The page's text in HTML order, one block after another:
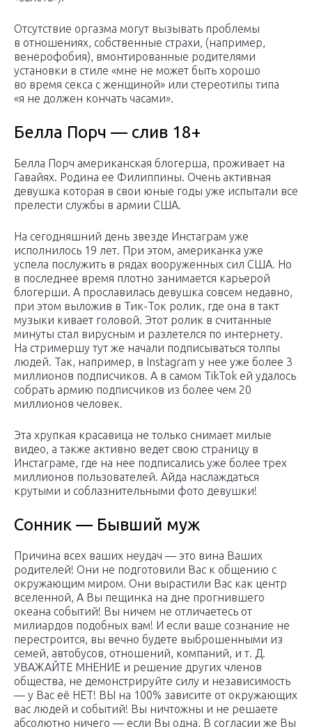
Отсутствие оргазма могут вызывать проблемы
в отношениях, собственные страхи, (например,
венерофобия), вмонтированные родителями
установки в стиле «мне не может быть хорошо
во время секса с женщиной» или стереотипы типа
«я не должен кончать часами».
Белла Порч — слив 18+
Белла Порч американская блогерша, проживает на
Гавайях. Родина ее Филиппины. Очень активная
девушка которая в свои юные годы уже испытали все
прелести службы в армии США.
На сегодняшний день звезде Инстаграм уже
исполнилось 19 лет. При этом, американка уже
успела послужить в рядах вооруженных сил США. Но
в последнее время плотно занимается карьерой
блогерши. А прославилась девушка совсем недавно,
при этом выложив в Тик-Ток ролик, где она в такт
музыки кивает головой. Этот ролик в считанные
минуты стал вирусным и разлетелся по интернету.
На стримершу тут же начали подписываться толпы
людей. Так, например, в Instagram у нее уже более 3
миллионов подписчиков. А в самом TikTok ей удалось
собрать армию подписчиков из более чем 20
миллионов человек.
Эта хрупкая красавица не только снимает милые
видео, а также активно ведет свою страницу в
Инстаграме, где на нее подписались уже более трех
миллионов пользователей. Айда наслаждаться
крутыми и соблазнительными фото девушки!
Сонник — Бывший муж
Причина всех ваших неудач — это вина Ваших
родителей! Они не подготовили Вас к общению с
окружающим миром. Они вырастили Вас как центр
вселенной, А Вы пещинка на дне прогнившего
океана событий! Вы ничем не отличаетесь от
милиардов подобных вам! И если ваше сознание не
перестроится, вы вечно будете выброшенными из
семей, автобусов, отношений, компаний, и т. Д.
УВАЖАЙТЕ МНЕНИЕ и решение других членов
общества, не демонстрируйте силу и независимость
— у Вас её НЕТ! ВЫ на 100% зависите от окружающих
вас людей и событий! Вы ничтожны и не решаете
абсолютно ничего — если Вы одна, В согласии же Вы